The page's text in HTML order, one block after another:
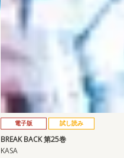
電子版 試し読み
BREAK BACK 第25巻
KASA